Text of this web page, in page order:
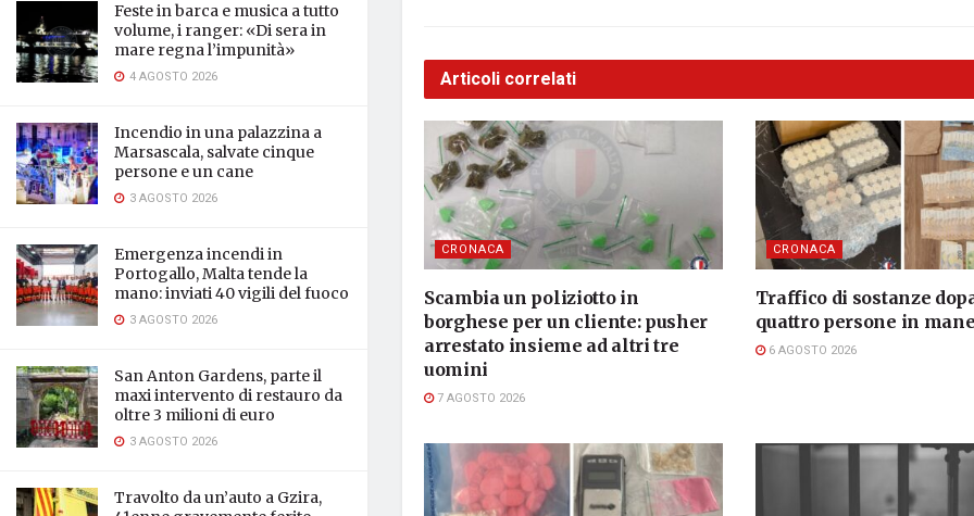
Feste in barca e musica a tutto
volume, i ranger: «Di sera in
mare regna l’impunità»
4 AGOSTO 2026
Incendio in una palazzina a
Marsascala, salvate cinque
persone e un cane
3 AGOSTO 2026
Emergenza incendi in
Portogallo, Malta tende la
mano: inviati 40 vigili del fuoco
3 AGOSTO 2026
San Anton Gardens, parte il
maxi intervento di restauro da
oltre 3 milioni di euro
3 AGOSTO 2026
Travolto da un’auto a Gzira,
Articoli correlati
CRONACA
Scambia un poliziotto in
borghese per un cliente: pusher
arrestato insieme ad altri tre
uomini
7 AGOSTO 2026
CRONACA
Traffico di sostanze
quattro persone in
6 AGOSTO 2026